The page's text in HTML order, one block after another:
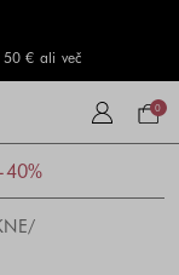
50 € ali več
0